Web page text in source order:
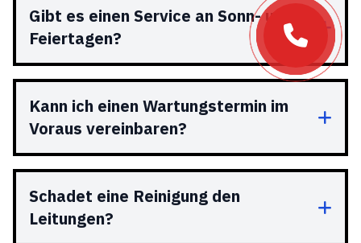
Gibt es einen Service an Sonn- und
Feiertagen?
Kann ich einen Wartungstermin im
Voraus vereinbaren?
Schadet eine Reinigung den
Leitungen?